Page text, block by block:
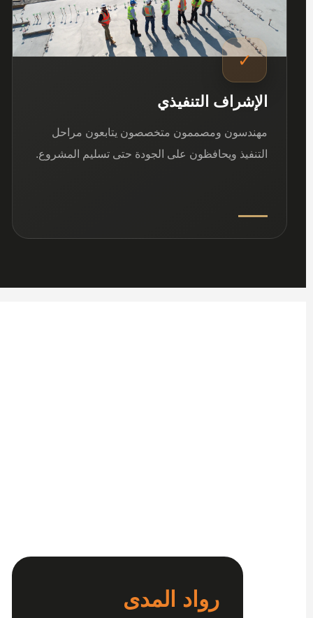
✓
الإشراف التنفيذي
مهندسون ومصممون متخصصون يتابعون مراحل
التنفيذ ويحافظون على الجودة حتى تسليم المشروع.
رواد المدى